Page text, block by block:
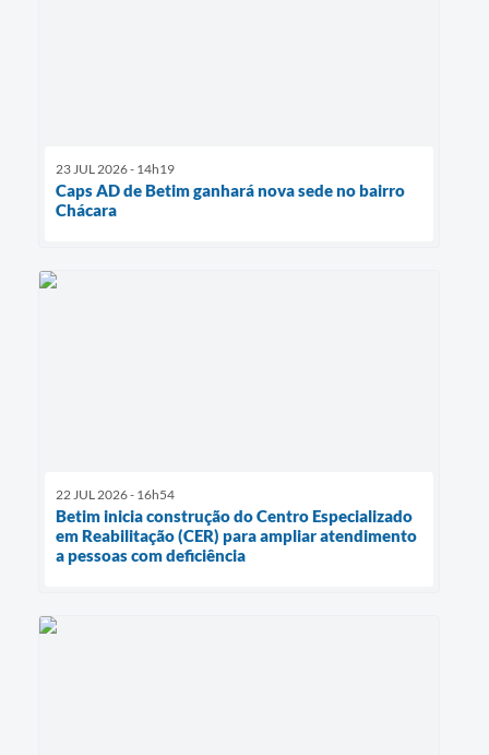
23 JUL 2026 - 14h19
Caps AD de Betim ganhará nova sede no bairro
Chácara
22 JUL 2026 - 16h54
Betim inicia construção do Centro Especializado
em Reabilitação (CER) para ampliar atendimento
a pessoas com deficiência